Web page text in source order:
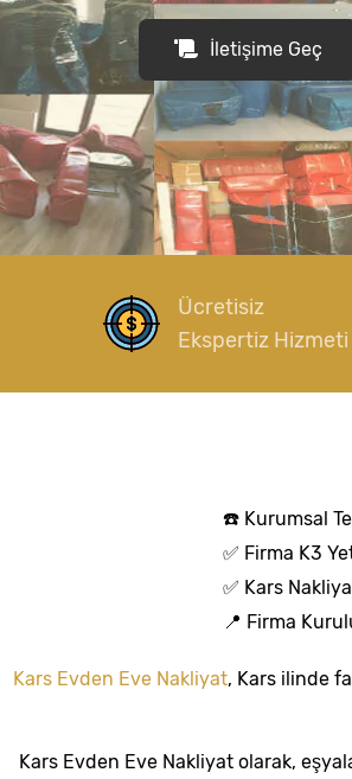
Ücretisiz
Ekspertiz Hizmeti
☎️ Kurumsal
✅ Firma K3
✅ Kars
📍 Firma
Kars Evden Eve Nakliyat, Kars ilinde
Kars Evden Eve Nakliyat olarak,